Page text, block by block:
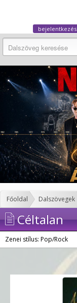
bejelentkezés
Főoldal Dalszövegek
Céltalan
Zenei stílus: Pop/Rock